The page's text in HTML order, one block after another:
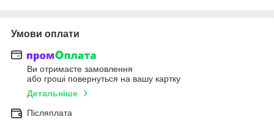
Умови оплати
Ви отримаєте замовлення
або гроші повернуться на вашу картку
Детальніше
Післяплата